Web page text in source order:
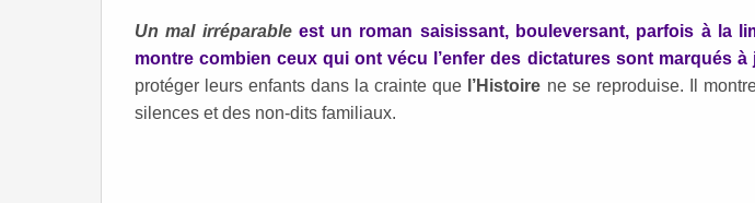
Un mal irréparable est un roman saisissant, bouleversant, parfois à la
montre combien ceux qui ont vécu l’enfer des dictatures sont marqués à
protéger leurs enfants dans la crainte que l’Histoire ne se reproduise. Il
silences et des non-dits familiaux.